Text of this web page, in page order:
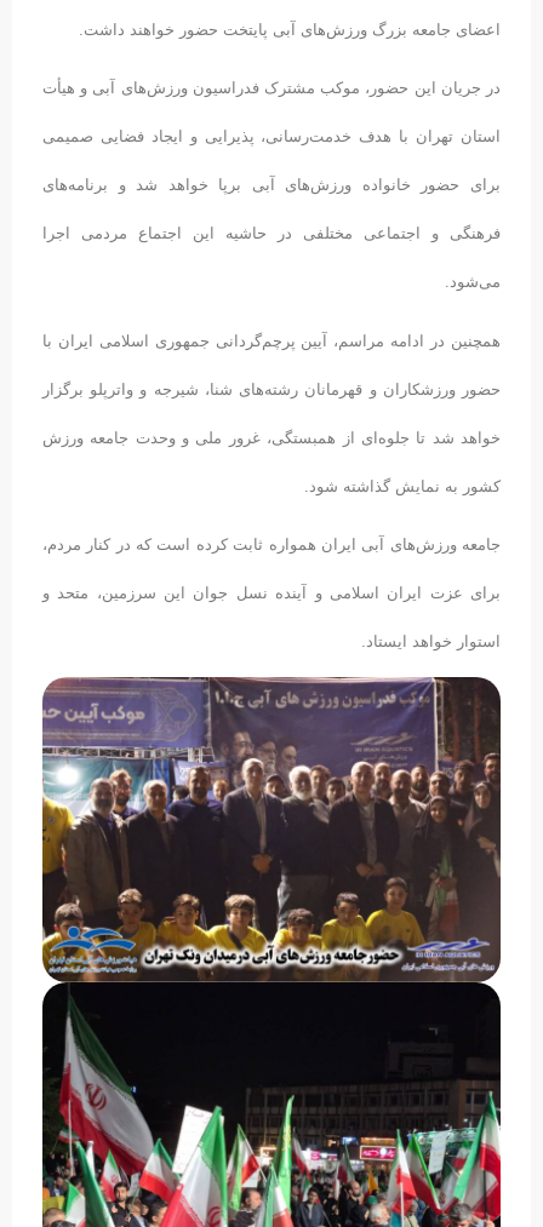
اعضای جامعه بزرگ ورزش‌های آبی پایتخت حضور خواهند داشت.
در جریان این حضور، موکب مشترک فدراسیون ورزش‌های آبی و هیأت
استان تهران با هدف خدمت‌رسانی، پذیرایی و ایجاد فضایی صمیمی
برای حضور خانواده ورزش‌های آبی برپا خواهد شد و برنامه‌های
فرهنگی و اجتماعی مختلفی در حاشیه این اجتماع مردمی اجرا
می‌شود.
همچنین در ادامه مراسم، آیین پرچم‌گردانی جمهوری اسلامی ایران با
حضور ورزشکاران و قهرمانان رشته‌های شنا، شیرجه و واترپلو برگزار
خواهد شد تا جلوه‌ای از همبستگی، غرور ملی و وحدت جامعه ورزش
کشور به نمایش گذاشته شود.
جامعه ورزش‌های آبی ایران همواره ثابت کرده است که در کنار مردم،
برای عزت ایران اسلامی و آینده نسل جوان این سرزمین، متحد و
استوار خواهد ایستاد.